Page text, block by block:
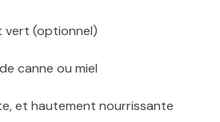
vert (optionnel)
canne ou miel
et hautement nourrissante